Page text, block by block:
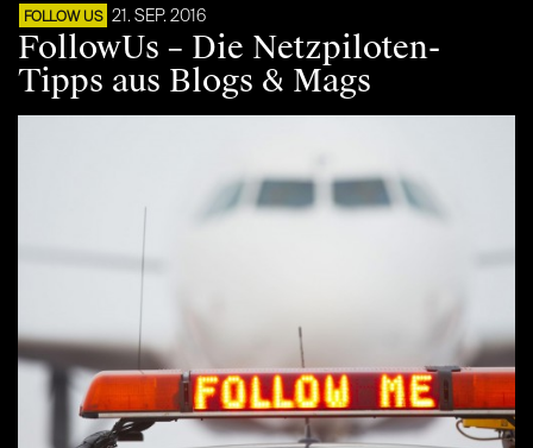
FOLLOW US 21. SEP. 2016
FollowUs – Die Netzpiloten-
Tipps aus Blogs & Mags